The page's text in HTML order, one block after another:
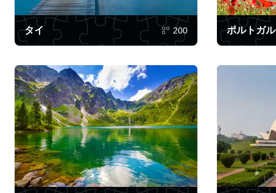
タイ 200 ポルトガル